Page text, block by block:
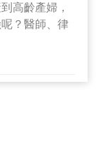
高齡產婦，
？醫師、律